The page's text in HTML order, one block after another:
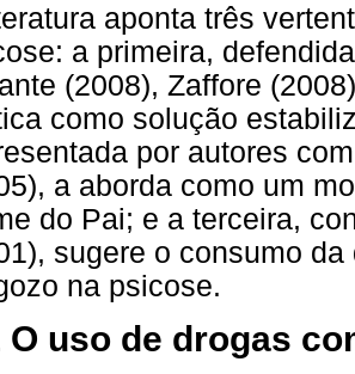
aponta três
a primeira,
(2008), Zaffore
como solução
por autores
a aborda como um
do Pai; e a terceira,
sugere o consumo
na psicose.
O uso de drogas